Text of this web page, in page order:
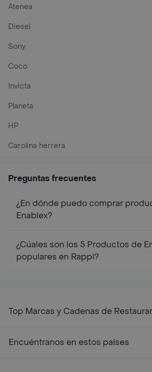
Atenea
Diesel
Sony
Coco
Invicta
Planeta
HP
Carolina herrera
Preguntas frecuentes
¿En dónde puedo comprar
Enablex?
¿Cúales son los 5 Productos de
populares en Rappi?
Top Marcas y Cadenas de
Encuéntranos en estos países